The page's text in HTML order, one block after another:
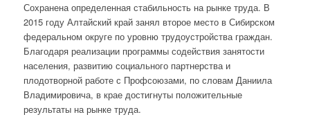
Сохранена определенная стабильность на рынке труда. В
2015 году Алтайский край занял второе место в Сибирском
федеральном округе по уровню трудоустройства граждан.
Благодаря реализации программы содействия занятости
населения, развитию социального партнерства и
плодотворной работе с Профсоюзами, по словам Даниила
Владимировича, в крае достигнуты положительные
результаты на рынке труда.